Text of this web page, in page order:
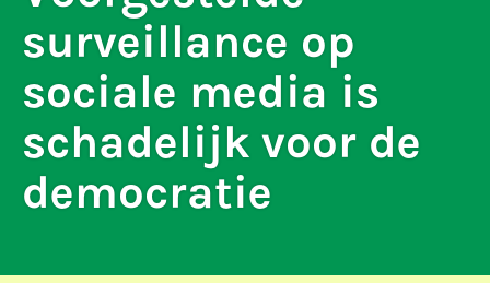
surveillance op
sociale media is
schadelijk voor de
democratie